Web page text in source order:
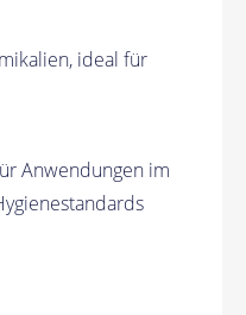
ideal für
Anwendungen im